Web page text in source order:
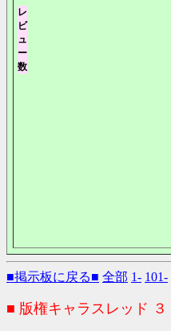
■掲示板に戻る■ 全部 1- 101-
■ 版権キャラスレッド ３